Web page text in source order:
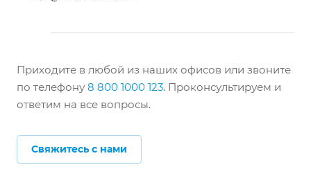
Приходите в любой из наших офисов или звоните
по телефону 8 800 1000 123. Проконсультируем и
ответим на все вопросы.
Свяжитесь с нами